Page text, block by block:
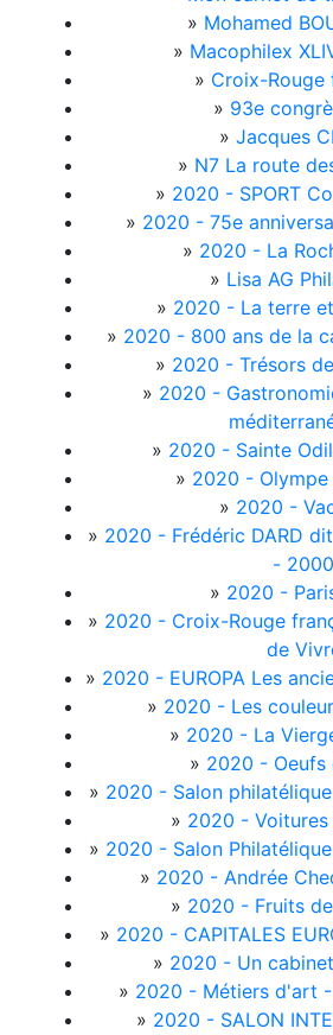
» Mohamed
» Macophilex
» Croix-Rouge
» 93e
» Jacques
» N7 La route
» 2020 - SPORT
» 2020 - 75e
» 2020 - La
» Lisa AG
» 2020 - La terre
» 2020 - 800 ans de la
» 2020 - Trésors
» 2020 -
» 2020 - Sainte
» 2020 - Olympe
» 2020 -
» 2020 - Frédéric DARD
- 2000
» 2020 -
» 2020 - Croix-Rouge
de
» 2020 - EUROPA Les
» 2020 - Les
» 2020 - La
» 2020 - Oeufs
» 2020 - Salon
» 2020 - Voitures
» 2020 - Salon
» 2020 - Andrée
» 2020 - Fruits
» 2020 - CAPITALES
» 2020 - Un
» 2020 - Métiers d'art
» 2020 - SALON